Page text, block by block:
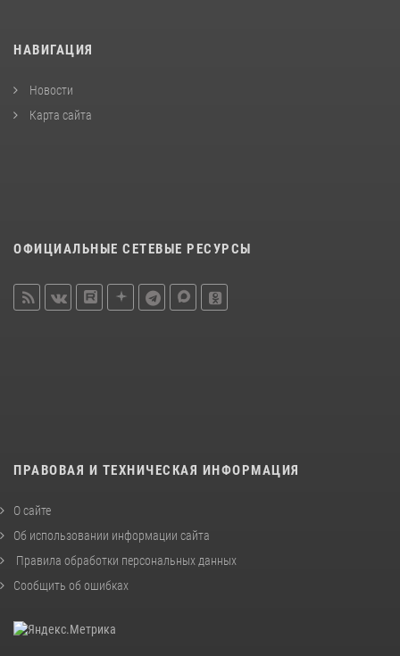
НАВИГАЦИЯ
Новости
Карта сайта
ОФИЦИАЛЬНЫЕ СЕТЕВЫЕ РЕСУРСЫ
ПРАВОВАЯ И ТЕХНИЧЕСКАЯ ИНФОРМАЦИЯ
О сайте
Об использовании информации сайта
Правила обработки персональных данных
Сообщить об ошибках